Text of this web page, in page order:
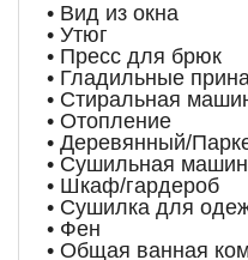
• Вид из окна
• Утюг
• Пресс для брюк
• Гладильные
• Стиральная
• Отопление
• Деревянный/
• Сушильная
• Шкаф/гардероб
• Сушилка для
• Фен
• Общая ванная